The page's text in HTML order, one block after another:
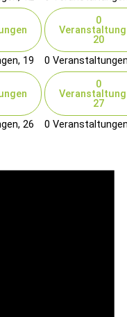
19
0
20
0
26
0
27
0